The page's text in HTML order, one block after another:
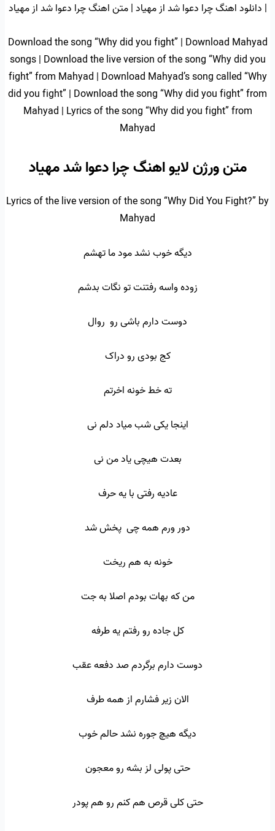
| دانلود اهنگ چرا دعوا شد از مهیاد | متن اهنگ چرا دعوا شد از مهیاد
Download the song “Why did you fight” | Download Mahyad
songs | Download the live version of the song “Why did you
fight” from Mahyad | Download Mahyad’s song called “Why
did you fight” | Download the song “Why did you fight” from
Mahyad | Lyrics of the song “Why did you fight” from
Mahyad
متن ورژن لایو اهنگ چرا دعوا شد مهیاد
Lyrics of the live version of the song “Why Did You Fight?” by
Mahyad
دیگه خوب نشد مود ما تهشم
زوده واسه رفتنت تو نگات بدشم
دوست دارم باشی رو روال
کج بودی رو دراک
ته خط خونه اخرتم
اینجا یکی شب میاد دلم نی
بعدت هیچی یاد من نی
عادیه رفتی با یه حرف
دور ورم همه چی پخش شد
خونه به هم ریخت
من که بهات بودم اصلا به جت
کل جاده رو رفتم یه طرفه
دوست دارم برگردم صد دفعه عقب
الان زیر فشارم از همه طرف
دیگه هیچ جوره نشد حالم خوب
حتی پولی لز بشه رو معجون
حتی کلی قرص هم کنم رو هم پودر